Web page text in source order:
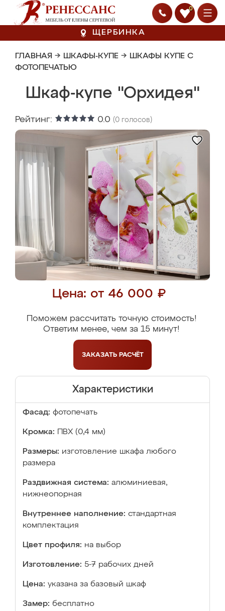
0
ЩЕРБИНКА
ГЛАВНАЯ → ШКАФЫ-КУПЕ → ШКАФЫ КУПЕ С
ФОТОПЕЧАТЬЮ
Шкаф-купе "Орхидея"
Рейтинг: 0.0 (0 голосов)
Цена: от 46 000 ₽
Поможем рассчитать точную стоимость!
Ответим менее, чем за 15 минут!
ЗАКАЗАТЬ РАСЧЁТ
Характеристики
Фасад: фотопечать
Кромка: ПВХ (0,4 мм)
Размеры: изготовление шкафа любого
размера
Раздвижная система: алюминиевая,
нижнеопорная
Внутреннее наполнение: стандартная
комплектация
Цвет профиля: на выбор
Изготовление: 5-7 рабочих дней
Цена: указана за базовый шкаф
Замер: бесплатно